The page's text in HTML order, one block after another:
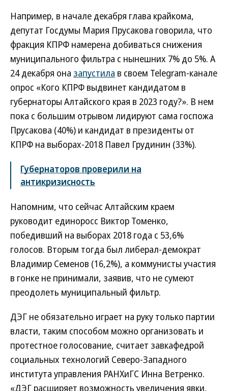
Например, в начале декабря глава крайкома,
депутат Госдумы Мария Прусакова говорила, что
фракция КПРФ намерена добиваться снижения
муниципального фильтра с нынешних 7% до 5%. А
24 декабря она запустила в своем Telegram-канале
опрос «Кого КПРФ выдвинет кандидатом в
губернаторы Алтайского края в 2023 году?». В нем
пока с большим отрывом лидируют сама госпожа
Прусакова (40%) и кандидат в президенты от
КПРФ на выборах-2018 Павел Грудинин (33%).
Губернаторов проверили на
антикризисность
Напомним, что сейчас Алтайским краем
руководит единоросс Виктор Томенко,
победивший на выборах 2018 года с 53,6%
голосов. Вторым тогда был либерал-демократ
Владимир Семенов (16,2%), а коммунисты участия
в гонке не принимали, заявив, что не сумеют
преодолеть муниципальный фильтр.
ДЭГ не обязательно играет на руку только партии
власти, таким способом можно организовать и
протестное голосование, считает завкафедрой
социальных технологий Северо-Западного
института управления РАНХиГС Инна Ветренко.
«ДЭГ расширяет возможность увеличения явки,